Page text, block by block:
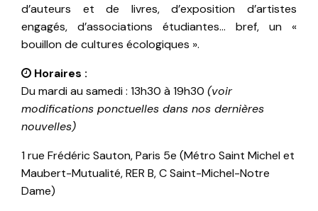
d’auteurs et de livres, d’exposition d’artistes
engagés, d’associations étudiantes… bref, un «
bouillon de cultures écologiques ».
Horaires :
Du mardi au samedi : 13h30 à 19h30 (voir
modifications ponctuelles dans nos dernières
nouvelles)
1 rue Frédéric Sauton, Paris 5e (Métro Saint Michel et
Maubert-Mutualité, RER B, C Saint-Michel-Notre
Dame)